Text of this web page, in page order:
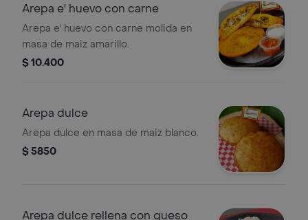
Arepa e' huevo con carne
Arepa e' huevo con carne molida en
masa de maiz amarillo.
$ 10.400
Arepa dulce
Arepa dulce en masa de maiz blanco.
$ 5850
Arepa dulce rellena con queso